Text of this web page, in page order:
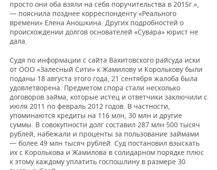
просто они оба взяли на себя поручительства в 2015г.»,
— пояснила позднее корреспонденту «Реального
времени» Елена Аношкина. Других подробностей о
происхождении долгов основателей «Сувара» юрист не
дала.
Судя по информации с сайта Вахитовского райсуда иски
от ООО «Залесный Сити» к Жамилову и Королькову были
поданы 18 августа этого года, 21 сентября жалоба была
удовлетворена. Предметом спора стали несколько
договоров займа, которые истец и ответчики заключили с
июля 2011 по февраль 2012 годов. В частности,
упоминаются кредиты на 116 млн, 30 млн и другие
суммы. В совокупности долг составил 287 млн 500 тысяч
рублей, набежали и проценты за пользование займами
— более 49 млн тысяч рублей. Суд постановил взыскать
их с Королькова и Жамилова в солидарном порядке плюс
к этому каждому уплатить госпошлину в размере 30